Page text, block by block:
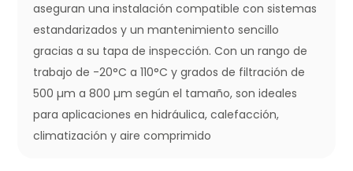
aseguran una instalación compatible con sistemas
estandarizados y un mantenimiento sencillo
gracias a su tapa de inspección. Con un rango de
trabajo de -20°C a 110°C y grados de filtración de
500 µm a 800 µm según el tamaño, son ideales
para aplicaciones en hidráulica, calefacción,
climatización y aire comprimido